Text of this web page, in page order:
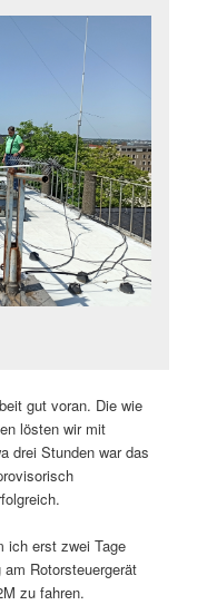
gut voran. Die wie
lösten wir mit
drei Stunden war das
ich erst zwei Tage
Rotorsteuergerät
zu fahren.